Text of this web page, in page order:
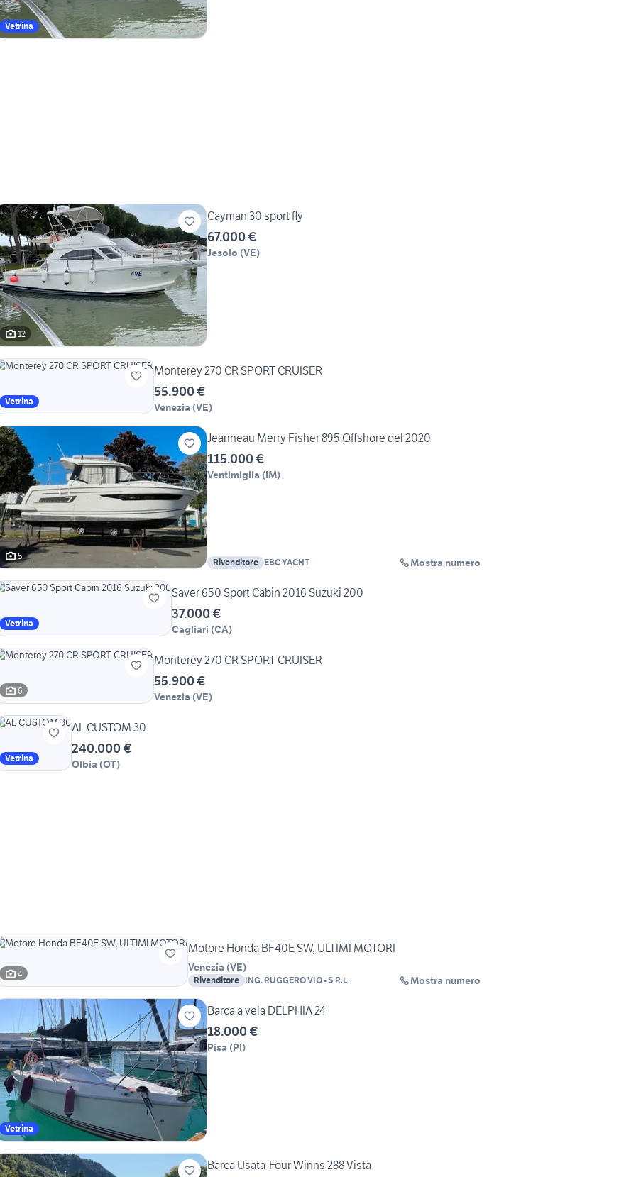
Vetrina
12
Cayman 30 sport fly
67.000 €
Jesolo (VE)
Vetrina
Monterey 270 CR SPORT CRUISER
55.900 €
Venezia (VE)
5
Jeanneau Merry Fisher 895 Offshore del 2020
115.000 €
Ventimiglia (IM)
Rivenditore EBC YACHT Mostra numero
Vetrina
Saver 650 Sport Cabin 2016 Suzuki 200
37.000 €
Cagliari (CA)
6
Monterey 270 CR SPORT CRUISER
55.900 €
Venezia (VE)
Vetrina
AL CUSTOM 30
240.000 €
Olbia (OT)
4
Motore Honda BF40E SW, ULTIMI MOTORI
Venezia (VE)
Rivenditore ING. RUGGERO VIO - S.R.L. Mostra numero
Vetrina
Barca a vela DELPHIA 24
18.000 €
Pisa (PI)
Barca Usata-Four Winns 288 Vista